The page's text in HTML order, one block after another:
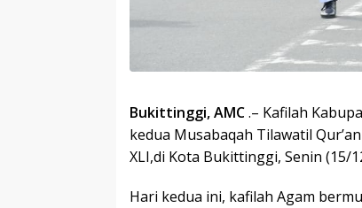
Bukittinggi, AMC.– Kafilah
kedua Musabaqah Tilawatil
XLI,di Kota Bukittinggi, Senin (15/
Hari kedua ini, kafilah Agam